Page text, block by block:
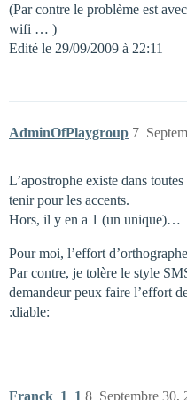
(Par contre le problème est
wifi … )
Edité le 29/09/2009 à 22:11
AdminOfPlaygroup 7
L’apostrophe existe dans
tenir pour les accents.
Hors, il y en a 1 (un unique)…
Pour moi, l’effort
Par contre, je tolère le style
demandeur peux faire l’effort
:diable:
Franck_1_1 Septembre 30,
8